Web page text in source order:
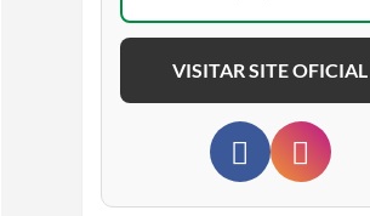
VISITAR SITE OFICIAL